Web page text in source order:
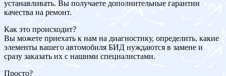
устанавливать. Вы получаете дополнительные гарантии
качества на ремонт.
Как это происходит?
Вы можете приехать к нам на диагностику, определить, какие
элементы вашего автомобиля БИД нуждаются в замене и
сразу заказать их с нашими специалистами.
Просто?